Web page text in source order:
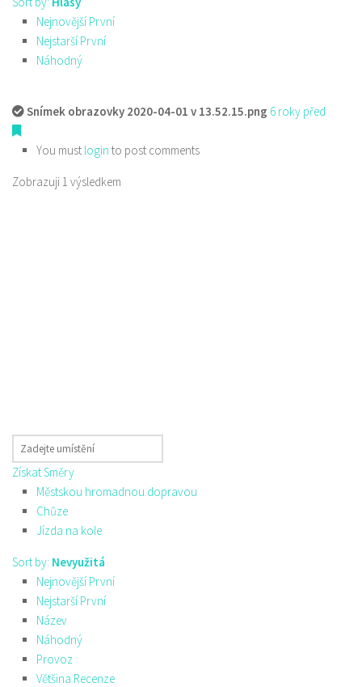
Nejnovější První
Nejstarší První
Náhodný
Snímek obrazovky 2020-04-01 v 13.52.15.png 6 roky před
You must login to post comments
Zobrazuji 1 výsledkem
Získat Směry
Městskou hromadnou dopravou
Chůze
Jízda na kole
Sort by: Nevyužitá
Nejnovější První
Nejstarší První
Název
Náhodný
Provoz
Většina Recenze